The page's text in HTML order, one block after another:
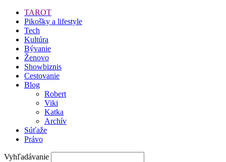
TAROT
Pikošky a lifestyle
Tech
Kultúra
Bývanie
Ženovo
Showbiznis
Cestovanie
Blog
Robert
Viki
Katka
Archív
Súťaže
Právo
Vyhľadávanie